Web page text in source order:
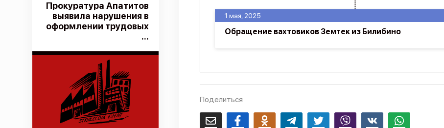
Прокуратура Апатитов
выявила нарушения в
оформлении трудовых
...
1 мая, 2025
Обращение вахтовиков Земтек из Билибино
Поделиться
Email FacebookOdnoklassnikiTelegram Twitter Viber Whatsapp